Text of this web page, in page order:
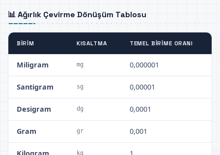
📊 Ağırlık Çevirme Dönüşüm Tablosu
BIRIM KISALTMA TEMEL BIRIME ORANI
Miligram mg 0,000001
Santigram sg 0,00001
Desigram dg 0,0001
Gram gr 0,001
kg